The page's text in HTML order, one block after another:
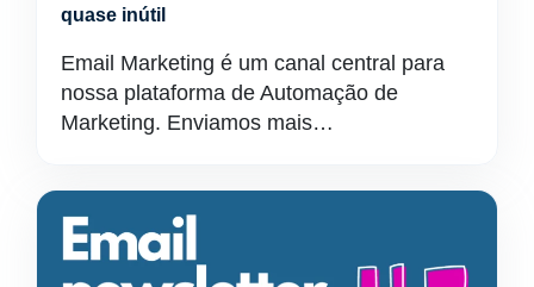
quase inútil
Email Marketing é um canal central para
nossa plataforma de Automação de
Marketing. Enviamos mais…